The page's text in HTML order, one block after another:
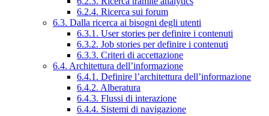
6.2.4. Ricerca sui forum
6.3. Dalla ricerca ai bisogni degli utenti
6.3.1. User stories per definire i contenuti
6.3.2. Job stories per definire i contenuti
6.3.3. Criteri di accettazione
6.4. Architettura dell’informazione
6.4.1. Definire l’architettura dell’informazione
6.4.2. Alberatura
6.4.3. Flussi di interazione
6.4.4. Sistemi di navigazione